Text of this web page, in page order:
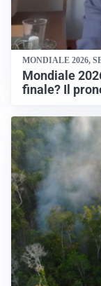
MONDIALE 2026,
Mondiale
finale? Il